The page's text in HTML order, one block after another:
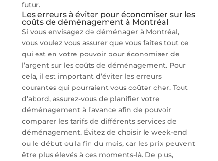
futur.
Les erreurs à éviter pour économiser sur les
coûts de déménagement à Montréal
Si vous envisagez de déménager à Montréal,
vous voulez vous assurer que vous faites tout ce
qui est en votre pouvoir pour économiser de
l’argent sur les coûts de déménagement. Pour
cela, il est important d’éviter les erreurs
courantes qui pourraient vous coûter cher. Tout
d’abord, assurez-vous de planifier votre
déménagement à l’avance afin de pouvoir
comparer les tarifs de différents services de
déménagement. Évitez de choisir le week-end
ou le début ou la fin du mois, car les prix peuvent
être plus élevés à ces moments-là. De plus,